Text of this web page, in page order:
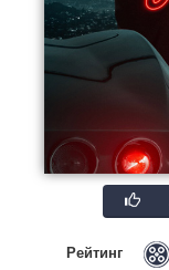
Рейтинг